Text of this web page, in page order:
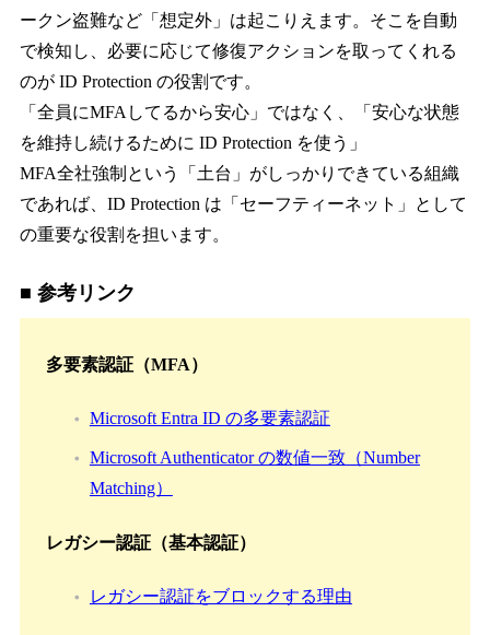
ークン盗難など「想定外」は起こりえます。そこを自動
で検知し、必要に応じて修復アクションを取ってくれる
のが ID Protection の役割です。
「全員にMFAしてるから安心」ではなく、「安心な状態
を維持し続けるために ID Protection を使う」
MFA全社強制という「土台」がしっかりできている組織
であれば、ID Protection は「セーフティーネット」として
の重要な役割を担います。
■ 参考リンク
多要素認証（MFA）
Microsoft Entra ID の多要素認証
Microsoft Authenticator の数値一致（Number
Matching）
レガシー認証（基本認証）
レガシー認証をブロックする理由